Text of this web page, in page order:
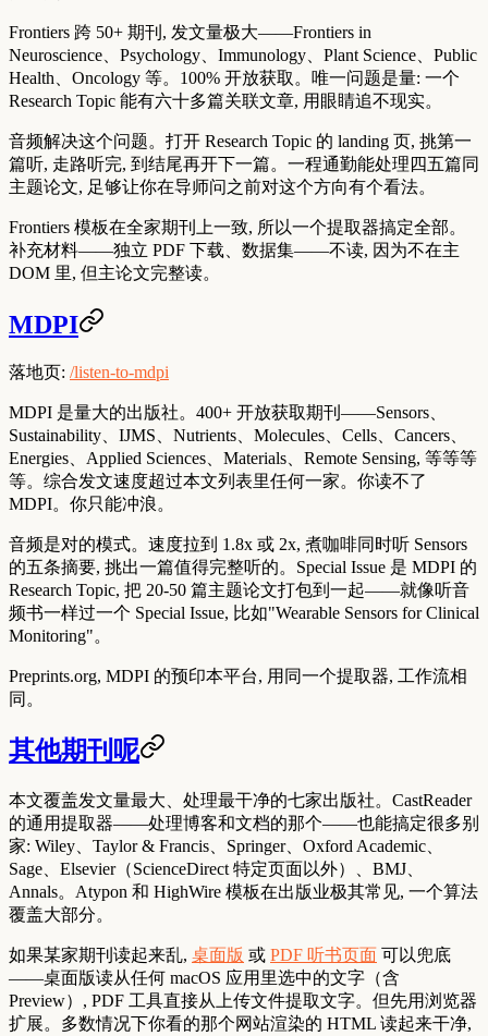
Frontiers 跨 50+ 期刊, 发文量极大——Frontiers in
Neuroscience、Psychology、Immunology、Plant Science、Public
Health、Oncology 等。100% 开放获取。唯一问题是量: 一个
Research Topic 能有六十多篇关联文章, 用眼睛追不现实。
音频解决这个问题。打开 Research Topic 的 landing 页, 挑第一
篇听, 走路听完, 到结尾再开下一篇。一程通勤能处理四五篇同
主题论文, 足够让你在导师问之前对这个方向有个看法。
Frontiers 模板在全家期刊上一致, 所以一个提取器搞定全部。
补充材料——独立 PDF 下载、数据集——不读, 因为不在主
DOM 里, 但主论文完整读。
MDPI
落地页: /listen-to-mdpi
MDPI 是量大的出版社。400+ 开放获取期刊——Sensors、
Sustainability、IJMS、Nutrients、Molecules、Cells、Cancers、
Energies、Applied Sciences、Materials、Remote Sensing, 等等等
等。综合发文速度超过本文列表里任何一家。你读不了
MDPI。你只能冲浪。
音频是对的模式。速度拉到 1.8x 或 2x, 煮咖啡同时听 Sensors
的五条摘要, 挑出一篇值得完整听的。Special Issue 是 MDPI 的
Research Topic, 把 20-50 篇主题论文打包到一起——就像听音
频书一样过一个 Special Issue, 比如"Wearable Sensors for Clinical
Monitoring"。
Preprints.org, MDPI 的预印本平台, 用同一个提取器, 工作流相
同。
其他期刊呢
本文覆盖发文量最大、处理最干净的七家出版社。CastReader
的通用提取器——处理博客和文档的那个——也能搞定很多别
家: Wiley、Taylor & Francis、Springer、Oxford Academic、
Sage、Elsevier（ScienceDirect 特定页面以外）、BMJ、
Annals。Atypon 和 HighWire 模板在出版业极其常见, 一个算法
覆盖大部分。
如果某家期刊读起来乱, 桌面版 或 PDF 听书页面 可以兜底
——桌面版读从任何 macOS 应用里选中的文字（含
Preview）, PDF 工具直接从上传文件提取文字。但先用浏览器
扩展。多数情况下你看的那个网站渲染的 HTML 读起来干净,